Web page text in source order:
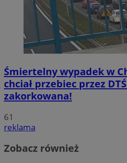
Śmiertelny wypadek w
chciał przebiec przez
zakorkowana!
61
reklama
Zobacz również